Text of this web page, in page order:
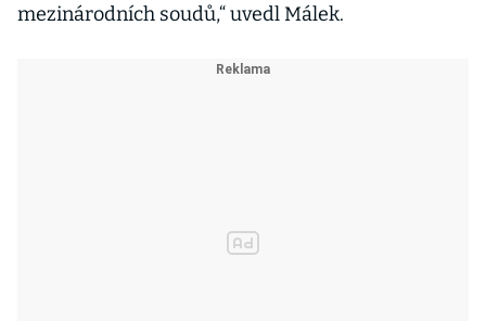
mezinárodních soudů,“ uvedl Málek.